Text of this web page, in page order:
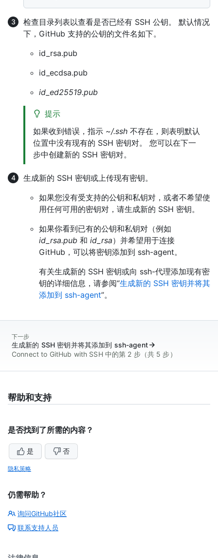
检查目录列表以查看是否已经有 SSH 公钥。 默认情况
下，GitHub 支持的公钥的文件名如下。
id_rsa.pub
id_ecdsa.pub
id_ed25519.pub
提示
如果收到错误，指示 ~/.ssh 不存在，则表明默认
位置中没有现有的 SSH 密钥对。 您可以在下一
步中创建新的 SSH 密钥对。
生成新的 SSH 密钥或上传现有密钥。
如果您没有受支持的公钥和私钥对，或者不希望使
用任何可用的密钥对，请生成新的 SSH 密钥。
如果你看到已有的公钥和私钥对（例如
id_rsa.pub 和 id_rsa）并希望用于连接
GitHub，可以将密钥添加到 ssh-agent。
有关生成新的 SSH 密钥或向 ssh-代理添加现有密
钥的详细信息，请参阅“生成新的 SSH 密钥并将其
添加到 ssh-agent”。
下一步
生成新的 SSH 密钥并将其添加到 ssh-agent
Connect to GitHub with SSH 中的第 2 步（共 5 步）
帮助和支持
是否找到了所需的内容？
是 否
隐私策略
仍需帮助？
询问GitHub社区
联系支持人员